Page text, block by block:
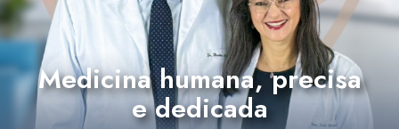
Medicina humana, precisa
e dedicada